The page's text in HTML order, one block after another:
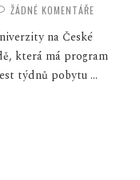
ŽÁDNÉ KOMENTÁŘE
na České
která má program
týdnů pobytu ...